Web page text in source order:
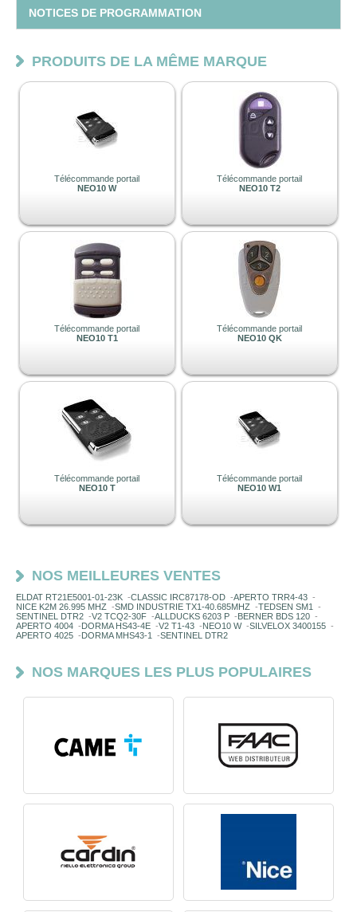
NOTICES DE PROGRAMMATION
PRODUITS DE LA MÊME MARQUE
Télécommande portail
NEO10 W
Télécommande portail
NEO10 T2
Télécommande portail
NEO10 T1
Télécommande portail
NEO10 QK
Télécommande portail
NEO10 T
Télécommande portail
NEO10 W1
NOS MEILLEURES VENTES
ELDAT RT21E5001-01-23K -CLASSIC IRC87178-OD -APERTO TRR4-43 -
NICE K2M 26.995 MHZ -SMD INDUSTRIE TX1-40.685MHZ -TEDSEN SM1 -
SENTINEL DTR2 -V2 TCQ2-30F -ALLDUCKS 6203 P - BERNER BDS 120 -
APERTO 4004 - DORMA HS43-4E -V2 T1-43 -NEO10 W-SILVELOX 3400155 -
APERTO 4025 - DORMA MHS43-1 -SENTINEL DTR2
NOS MARQUES LES PLUS POPULAIRES